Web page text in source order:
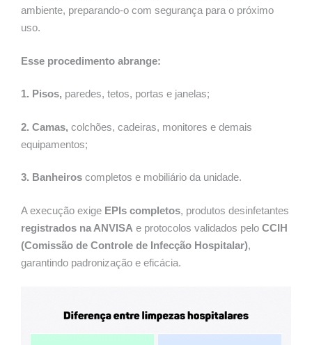
ambiente, preparando-o com segurança para o próximo
uso.
Esse procedimento abrange:
1. Pisos, paredes, tetos, portas e janelas;
2. Camas, colchões, cadeiras, monitores e demais
equipamentos;
3. Banheiros completos e mobiliário da unidade.
A execução exige EPIs completos, produtos desinfetantes
registrados na ANVISA e protocolos validados pelo CCIH
(Comissão de Controle de Infecção Hospitalar),
garantindo padronização e eficácia.